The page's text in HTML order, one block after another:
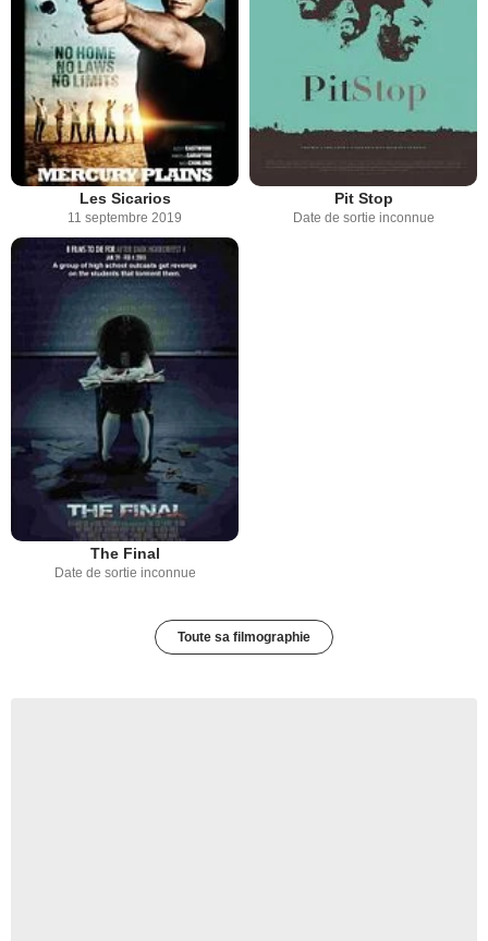
Les Sicarios
11 septembre 2019
Pit Stop
Date de sortie inconnue
The Final
Date de sortie inconnue
Toute sa filmographie